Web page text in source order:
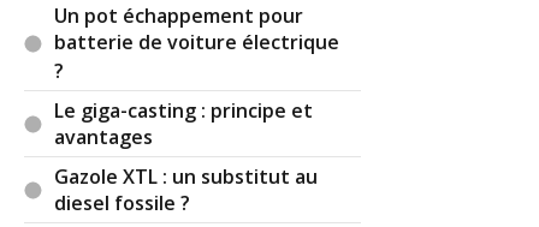
Un pot échappement pour
batterie de voiture électrique
?
Le giga-casting : principe et
avantages
Gazole XTL : un substitut au
diesel fossile ?